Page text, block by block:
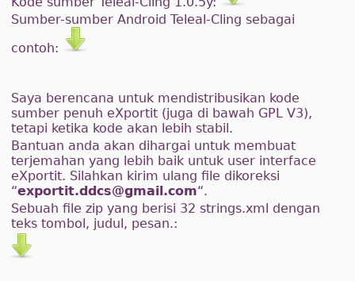
Sumber-sumber Android Teleal-Cling sebagai
contoh:
Saya berencana untuk mendistribusikan kode
sumber penuh eXportit (juga di bawah GPL V3),
tetapi ketika kode akan lebih stabil.
Bantuan anda akan dihargai untuk membuat
terjemahan yang lebih baik untuk user interface
eXportit. Silahkan kirim ulang file dikoreksi
“exportit.ddcs@gmail.com“.
Sebuah file zip yang berisi 32 strings.xml dengan
teks tombol, judul, pesan.: